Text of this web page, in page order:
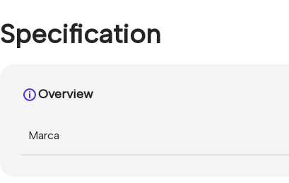
Specification
Overview
Marca